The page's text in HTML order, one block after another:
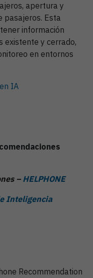
apertura y
pasajeros. Esta
información
existente y cerrado,
en entornos
IA
– HELPHONE
Inteligencia
Recommendation